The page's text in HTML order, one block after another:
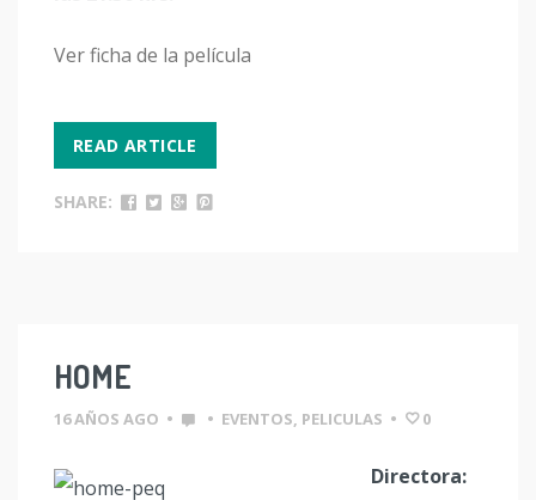
Ver ficha de la película
READ ARTICLE
SHARE:
HOME
16 AÑOS AGO • • EVENTOS, PELICULAS • 0
Directora: